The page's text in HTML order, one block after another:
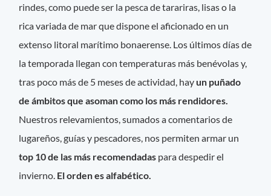
rindes, como puede ser la pesca de tarariras, lisas o la
rica variada de mar que dispone el aficionado en un
extenso litoral marítimo bonaerense. Los últimos días de
la temporada llegan con temperaturas más benévolas y,
tras poco más de 5 meses de actividad, hay un puñado
de ámbitos que asoman como los más rendidores.
Nuestros relevamientos, sumados a comentarios de
lugareños, guías y pescadores, nos permiten armar un
top 10 de las más recomendadas para despedir el
invierno. El orden es alfabético.